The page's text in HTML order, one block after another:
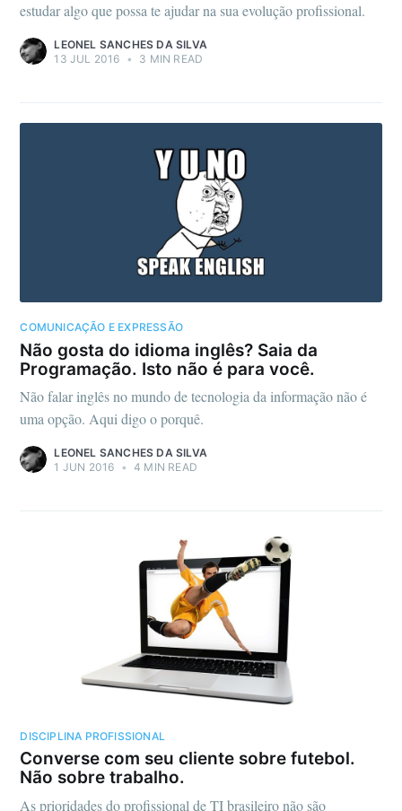
estudar algo que possa te ajudar na sua evolução profissional.
LEONEL SANCHES DA SILVA
13 JUL 2016 • 3 MIN READ
COMUNICAÇÃO E EXPRESSÃO
Não gosta do idioma inglês? Saia da
Programação. Isto não é para você.
Não falar inglês no mundo de tecnologia da informação não é
uma opção. Aqui digo o porquê.
LEONEL SANCHES DA SILVA
1 JUN 2016 • 4 MIN READ
DISCIPLINA PROFISSIONAL
Converse com seu cliente sobre futebol.
Não sobre trabalho.
As prioridades do profissional de TI brasileiro não são